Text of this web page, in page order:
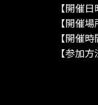
【開催
【開催
【開催
【参加
複数
※つり